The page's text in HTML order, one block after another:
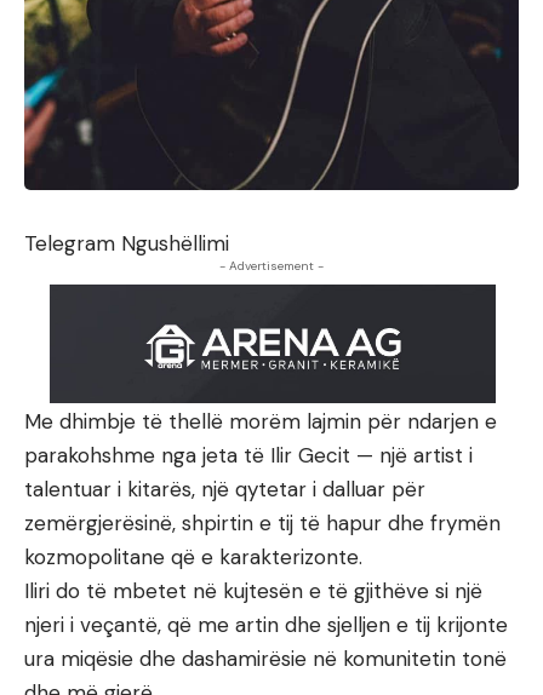
Telegram Ngushëllimi
- Advertisement -
Me dhimbje të thellë morëm lajmin për ndarjen e
parakohshme nga jeta të Ilir Gecit — një artist i
talentuar i kitarës, një qytetar i dalluar për
zemërgjerësinë, shpirtin e tij të hapur dhe frymën
kozmopolitane që e karakterizonte.
Iliri do të mbetet në kujtesën e të gjithëve si një
njeri i veçantë, që me artin dhe sjelljen e tij krijonte
ura miqësie dhe dashamirësie në komunitetin tonë